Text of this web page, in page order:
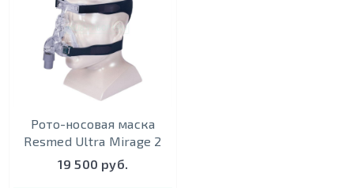
Рото-носовая маска
Resmed Ultra Mirage 2
19 500 руб.